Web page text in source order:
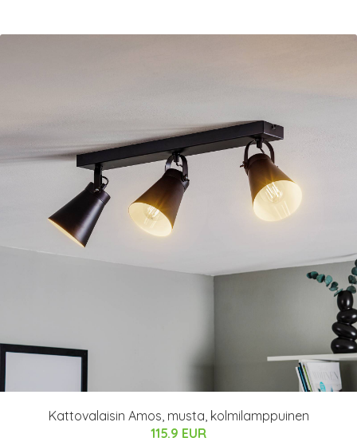
Kattovalaisin Amos, musta, kolmilamppuinen
115.9 EUR